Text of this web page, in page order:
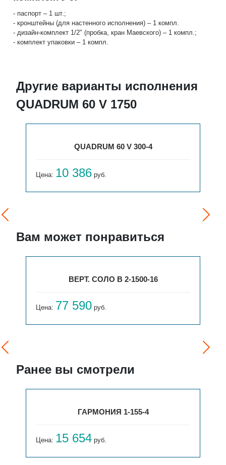
- паспорт – 1 шт.;
- кронштейны (для настенного исполнения) – 1 компл.
- дизайн-комплект 1/2" (пробка, кран Маевского) – 1 компл.;
- комплект упаковки – 1 компл.
Другие варианты исполнения
QUADRUM 60 V 1750
QUADRUM 60 V 300-4
Цена: 10 386 руб.
Вам может понравиться
ВЕРТ. СОЛО В 2-1500-16
Цена: 77 590 руб.
Ранее вы смотрели
ГАРМОНИЯ 1-155-4
Цена: 15 654 руб.